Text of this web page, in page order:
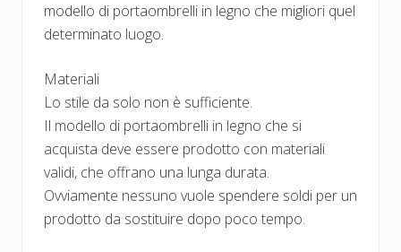
modello di portaombrelli in legno che migliori quel
determinato luogo.
Materiali
Lo stile da solo non è sufficiente.
Il modello di portaombrelli in legno che si
acquista deve essere prodotto con materiali
validi, che offrano una lunga durata.
Ovviamente nessuno vuole spendere soldi per un
prodotto da sostituire dopo poco tempo.